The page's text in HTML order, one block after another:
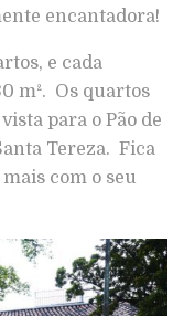
encantadora!
e cada
m². Os quartos
para o Pão de
Tereza. Fica
com o seu